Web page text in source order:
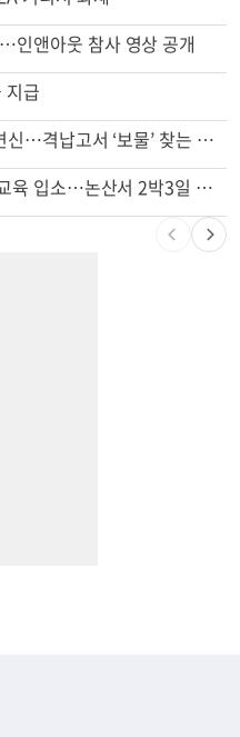
거리서 화제
앤아웃 참사 영상 공개
지급
74m짜리 보잉777, 화물기 변신…격납고서 ‘보물’ 찾는 인천공항
천하람, 현역 의원 최초 신병교육 입소…논산서 2박3일 생활